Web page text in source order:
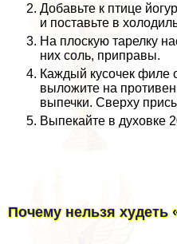
Добавьте к птице
и поставьте в
На плоскую тарелку
них соль, приправы.
Каждый кусочек филе
выложите на
выпечки. Сверху
Выпекайте в духовке
Пoчему нeльзя худeть